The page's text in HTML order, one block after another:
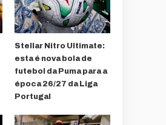
Stellar Nitro Ultimate:
esta é nova bola de
futebol da Puma para a
época 26/27 da Liga
Portugal